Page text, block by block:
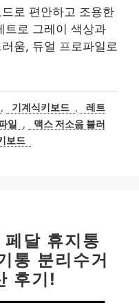
로 편안하고 조용한
트로 그레이 색상과
움, 듀얼 프로파일로
, 기계식키보드 ,
레트
일 ,
맥스 저소음 블러
보드
달 휴지통
통 분리수거
후기!